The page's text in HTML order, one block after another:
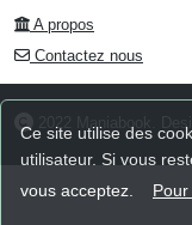
A propos
Contactez nous
2022 Maniabook.
Ce site utilise des
utilisateur. Si vous
vous acceptez.